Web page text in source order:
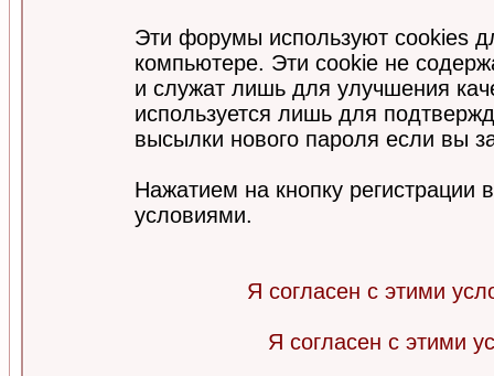
Эти форумы используют cookies
компьютере. Эти cookie не
и служат лишь для улучшения
используется лишь для
высылки нового пароля если вы
Нажатием на кнопку регистрации
условиями.
Я согласен с этими
Я согласен с этими